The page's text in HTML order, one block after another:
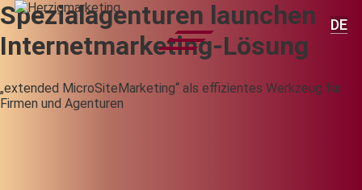
DE
Spezialagenturen launchen
Internetmarketing-Lösung
„extended MicroSiteMarketing“ als effizientes Werkzeug für
Firmen und Agenturen